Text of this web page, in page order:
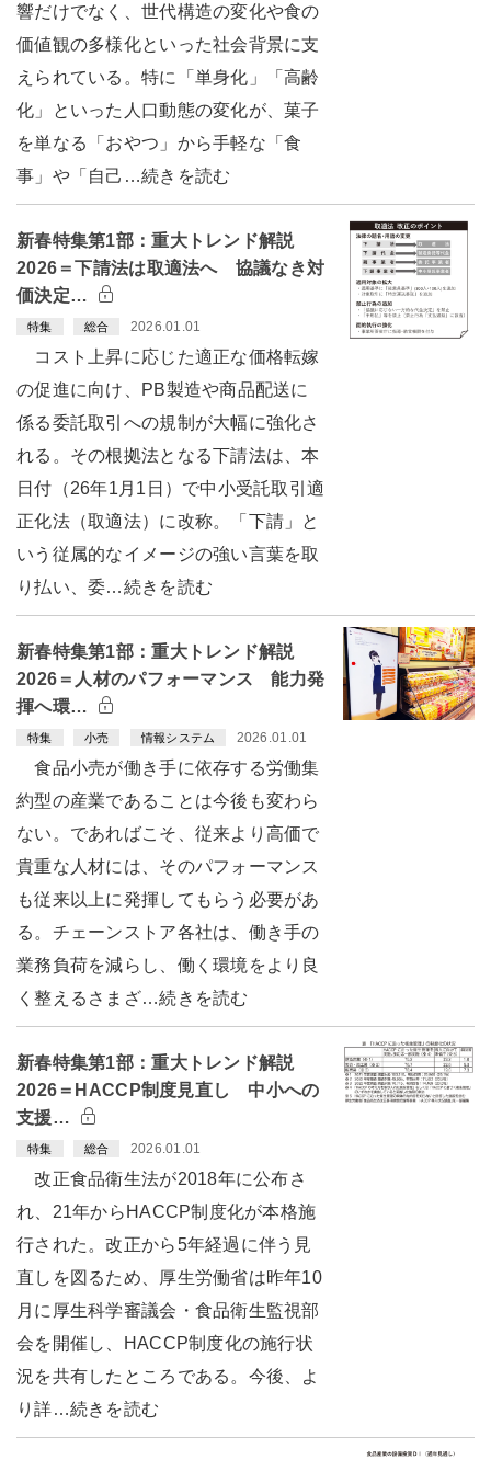
響だけでなく、世代構造の変化や食の
価値観の多様化といった社会背景に支
えられている。特に「単身化」「高齢
化」といった人口動態の変化が、菓子
を単なる「おやつ」から手軽な「食
事」や「自己…続きを読む
新春特集第1部：重大トレンド解説
2026＝下請法は取適法へ 協議なき対
価決定…
特集 総合 2026.01.01
コスト上昇に応じた適正な価格転嫁
の促進に向け、PB製造や商品配送に
係る委託取引への規制が大幅に強化さ
れる。その根拠法となる下請法は、本
日付（26年1月1日）で中小受託取引適
正化法（取適法）に改称。「下請」と
いう従属的なイメージの強い言葉を取
り払い、委…続きを読む
新春特集第1部：重大トレンド解説
2026＝人材のパフォーマンス 能力発
揮へ環…
特集 小売 情報システム 2026.01.01
食品小売が働き手に依存する労働集
約型の産業であることは今後も変わら
ない。であればこそ、従来より高価で
貴重な人材には、そのパフォーマンス
も従来以上に発揮してもらう必要があ
る。チェーンストア各社は、働き手の
業務負荷を減らし、働く環境をより良
く整えるさまざ…続きを読む
新春特集第1部：重大トレンド解説
2026＝HACCP制度見直し 中小への
支援…
特集 総合 2026.01.01
改正食品衛生法が2018年に公布さ
れ、21年からHACCP制度化が本格施
行された。改正から5年経過に伴う見
直しを図るため、厚生労働省は昨年10
月に厚生科学審議会・食品衛生監視部
会を開催し、HACCP制度化の施行状
況を共有したところである。今後、よ
り詳…続きを読む